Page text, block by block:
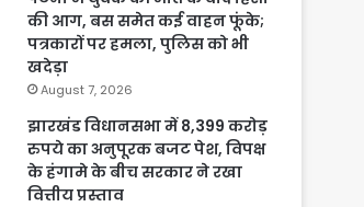
की आग, बस समेत कई वाहन फूंके;
पत्रकारों पर हमला, पुलिस को भी
खदेड़ा
August 7, 2026
झारखंड विधानसभा में 8,399 करोड़
रुपये का अनुपूरक बजट पेश, विपक्ष
के हंगामे के बीच सरकार ने रखा
वित्तीय प्रस्ताव